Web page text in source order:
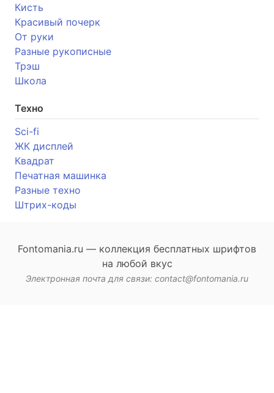
Кисть
Красивый почерк
От руки
Разные рукописные
Трэш
Школа
Техно
Sci-fi
ЖК дисплей
Квадрат
Печатная машинка
Разные техно
Штрих-коды
Fontomania.ru — коллекция бесплатных шрифтов
на любой вкус
Электронная почта для связи: contact@fontomania.ru